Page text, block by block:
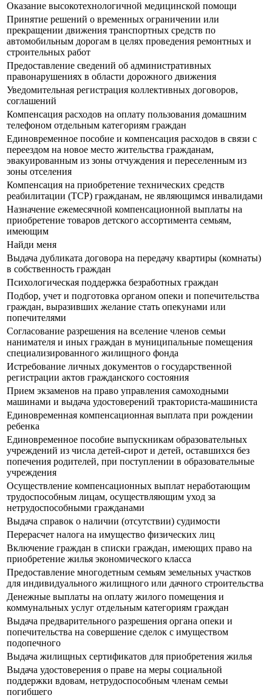
Оказание высокотехнологичной медицинской помощи
Принятие решений о временных ограничении или
прекращении движения транспортных средств по
автомобильным дорогам в целях проведения ремонтных и
строительных работ
Предоставление сведений об административных
правонарушениях в области дорожного движения
Уведомительная регистрация коллективных договоров,
соглашений
Компенсация расходов на оплату пользования домашним
телефоном отдельным категориям граждан
Единовременное пособие и компенсация расходов в связи с
переездом на новое место жительства гражданам,
эвакуированным из зоны отчуждения и переселенным из
зоны отселения
Компенсация на приобретение технических средств
реабилитации (ТСР) гражданам, не являющимся инвалидами
Назначение ежемесячной компенсационной выплаты на
приобретение товаров детского ассортимента семьям,
имеющим
Найди меня
Выдача дубликата договора на передачу квартиры (комнаты)
в собственность граждан
Психологическая поддержка безработных граждан
Подбор, учет и подготовка органом опеки и попечительства
граждан, выразивших желание стать опекунами или
попечителями
Согласование разрешения на вселение членов семьи
нанимателя и иных граждан в муниципальные помещения
специализированного жилищного фонда
Истребование личных документов о государственной
регистрации актов гражданского состояния
Прием экзаменов на право управления самоходными
машинами и выдача удостоверений тракториста-машиниста
Единовременная компенсационная выплата при рождении
ребенка
Единовременное пособие выпускникам образовательных
учреждений из числа детей-сирот и детей, оставшихся без
попечения родителей, при поступлении в образовательные
учреждения
Осуществление компенсационных выплат неработающим
трудоспособным лицам, осуществляющим уход за
нетрудоспособными гражданами
Выдача справок о наличии (отсутствии) судимости
Перерасчет налога на имущество физических лиц
Включение граждан в списки граждан, имеющих право на
приобретение жилья экономического класса
Предоставление многодетным семьям земельных участков
для индивидуального жилищного или дачного строительства
Денежные выплаты на оплату жилого помещения и
коммунальных услуг отдельным категориям граждан
Выдача предварительного разрешения органа опеки и
попечительства на совершение сделок с имуществом
подопечного
Выдача жилищных сертификатов для приобретения жилья
Выдача удостоверения о праве на меры социальной
поддержки вдовам, нетрудоспособным членам семьи
погибшего